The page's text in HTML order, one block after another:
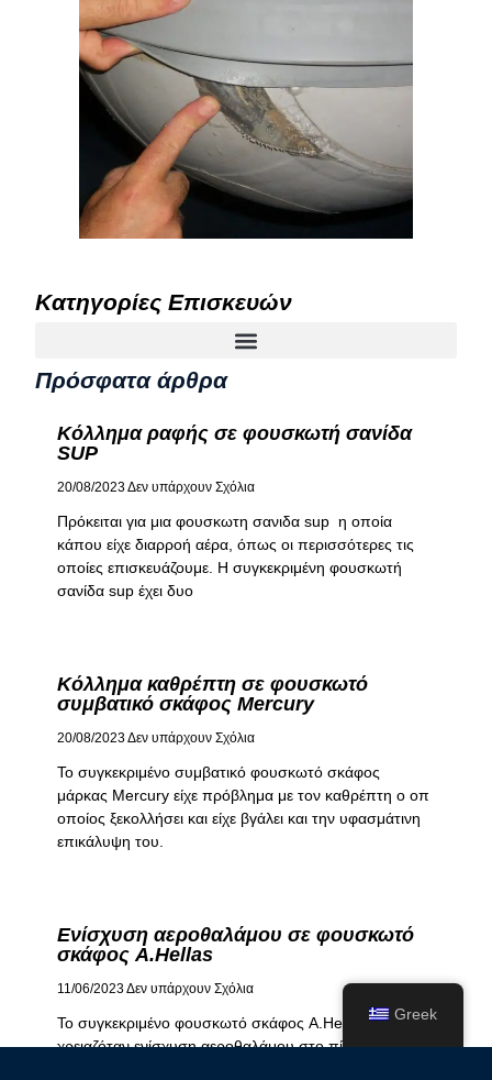
Κατηγορίες Επισκευών
Πρόσφατα άρθρα
Κόλλημα ραφής σε φουσκωτή σανίδα
SUP
20/08/2023Δεν υπάρχουν Σχόλια
Πρόκειται για μια φουσκωτη σανιδα sup η οποία
κάπου είχε διαρροή αέρα, όπως οι περισσότερες τις
οποίες επισκευάζουμε. Η συγκεκριμένη φουσκωτή
σανίδα sup έχει δυο
Κόλλημα καθρέπτη σε φουσκωτό
συμβατικό σκάφος Mercury
20/08/2023Δεν υπάρχουν Σχόλια
Το συγκεκριμένο συμβατικό φουσκωτό σκάφος
μάρκας Mercury είχε πρόβλημα με τον καθρέπτη o οπ
οποίος ξεκολλήσει και είχε βγάλει και την υφασμάτινη
επικάλυψη του.
Ενίσχυση αεροθαλάμου σε φουσκωτό
σκάφος A.Hellas
11/06/2023Δεν υπάρχουν Σχόλια
Το συγκεκριμένο φουσκωτό σκάφος A.Hellas
χρειαζόταν ενίσχυση αεροθαλάμου στο πίσω και κάτω
Greek